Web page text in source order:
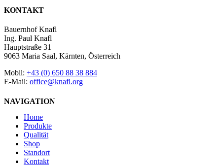
KONTAKT
Bauernhof Knafl
Ing. Paul Knafl
Hauptstraße 31
9063 Maria Saal, Kärnten, Österreich
Mobil: +43 (0) 650 88 38 884
E-Mail: office@knafl.org
NAVIGATION
Home
Produkte
Qualität
Shop
Standort
Kontakt